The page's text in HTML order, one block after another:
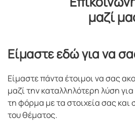
μαζί
Είμαστε εδώ για να
Είμαστε πάντα έτοιμοι να σας
μαζί την καταλληλότερη λύση
τη φόρμα με τα στοιχεία σας
του θέματος.